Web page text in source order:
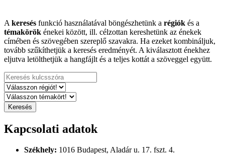
A keresés funkció használatával böngészhetünk a régiók és a
témakörök énekei között, ill. célzottan kereshetünk az énekek
címében és szövegében szereplő szavakra. Ha ezeket kombináljuk,
tovább szűkíthetjük a keresés eredményét. A kiválasztott énekhez
eljutva letölthetjük a hangfájlt és a teljes kottát a szöveggel együtt.
Kapcsolati adatok
Székhely: 1016 Budapest, Aladár u. 17. fszt. 4.